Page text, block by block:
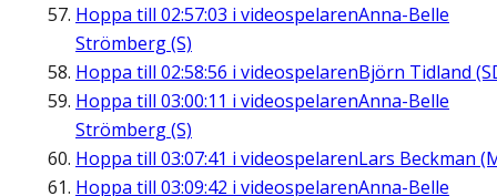
Hoppa till 02:57:03 i videospelarenAnna-Belle
Strömberg (S)
Hoppa till 02:58:56 i videospelarenBjörn Tidland
Hoppa till 03:00:11 i videospelarenAnna-Belle
Strömberg (S)
Hoppa till 03:07:41 i videospelarenLars Beckman
Hoppa till 03:09:42 i videospelarenAnna-Belle